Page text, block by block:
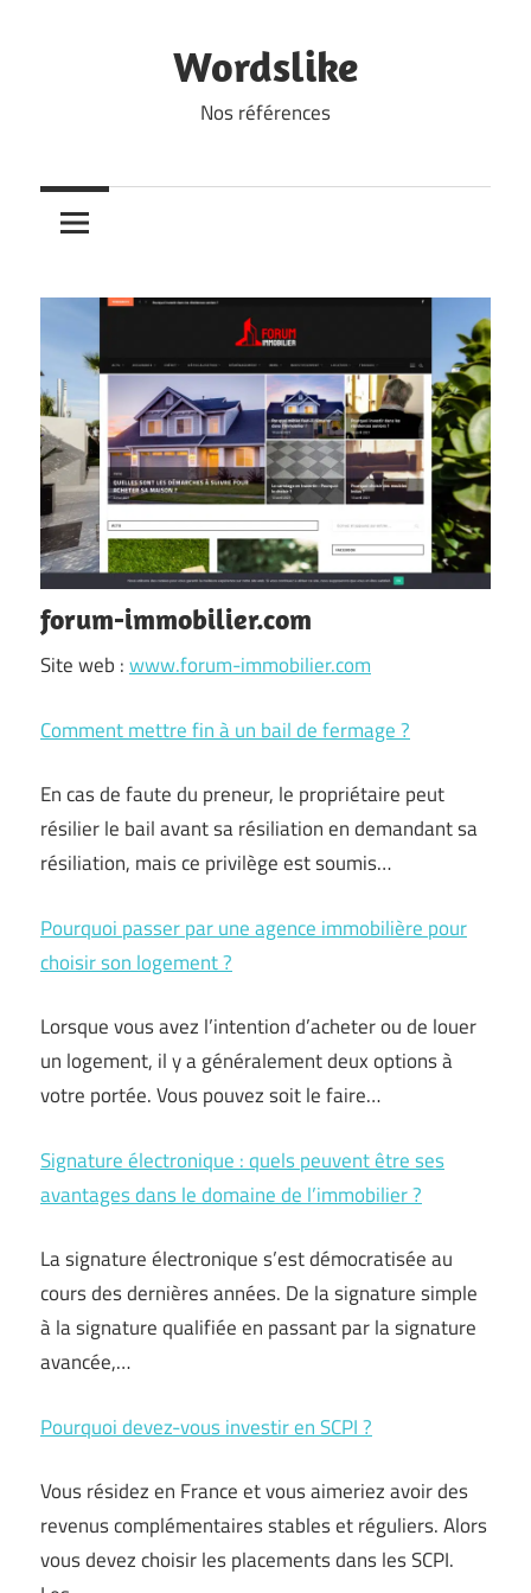
Wordslike
Nos références
forum-immobilier.com
Site web :www.forum-immobilier.com
Comment mettre fin à un bail de fermage ?
En cas de faute du preneur, le propriétaire peut
résilier le bail avant sa résiliation en demandant sa
résiliation, mais ce privilège est soumis…
Pourquoi passer par une agence immobilière pour
choisir son logement ?
Lorsque vous avez l’intention d’acheter ou de louer
un logement, il y a généralement deux options à
votre portée. Vous pouvez soit le faire…
Signature électronique : quels peuvent être ses
avantages dans le domaine de l’immobilier ?
La signature électronique s’est démocratisée au
cours des dernières années. De la signature simple
à la signature qualifiée en passant par la signature
avancée,…
Pourquoi devez-vous investir en SCPI ?
Vous résidez en France et vous aimeriez avoir des
revenus complémentaires stables et réguliers. Alors
vous devez choisir les placements dans les SCPI.